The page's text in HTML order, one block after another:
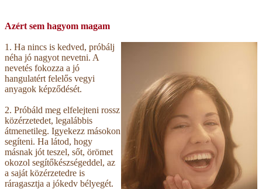
Azért sem hagyom magam
1. Ha nincs is kedved, próbálj
néha jó nagyot nevetni. A
nevetés fokozza a jó
hangulatért felelős vegyi
anyagok képződését.
2. Próbáld meg elfelejteni rossz
közérzetedet, legalábbis
átmenetileg. Igyekezz másokon
segíteni. Ha látod, hogy
másnak jót teszel, sőt, örömet
okozol segítőkészségeddel, az
a saját közérzetedre is
ráragasztja a jókedv bélyegét.